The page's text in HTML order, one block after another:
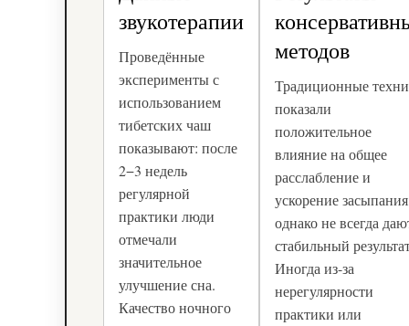
звукотерапии
Проведённые
эксперименты с
использованием
тибетских чаш
показывают: после
2−3 недель
регулярной
практики люди
отмечали
значительное
улучшение сна.
Качество ночного
методов
Традиционные
показали
положительное
влияние на общее
расслабление и
ускорение
однако не всегда
стабильный
Иногда из-за
нерегулярности
практики или